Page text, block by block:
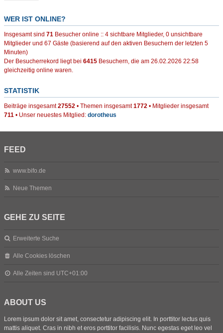
WER IST ONLINE?
Insgesamt sind 71 Besucher online :: 4 sichtbare Mitglieder, 0 unsichtbare
Mitglieder und 67 Gäste (basierend auf den aktiven Besuchern der letzten 5
Minuten)
Der Besucherrekord liegt bei 6415 Besuchern, die am 26.02.2026 22:58
gleichzeitig online waren.
STATISTIK
Beiträge insgesamt27552 • Themen insgesamt1772 • Mitglieder insgesamt
711 • Unser neuestes Mitglied: dorotheus
FEED
www.bifo.de
Neue Themen
GEHE ZU SEITE
Erweiterte Suche
Alle Cookies löschen
Alle Zeiten sind UTC+01:00
ABOUT US
Lorem ipsum dolor sit amet, consectetur adipiscing elit. In porttitor lectus quis
mattis aliquet. Cras in nibh et eros porttitor facilisis. Nunc egestas eget leo vel